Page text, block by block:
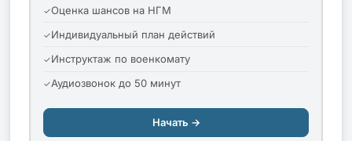
Оценка шансов на НГМ
Индивидуальный план действий
Инструктаж по военкомату
Аудиозвонок до 50 минут
Начать →